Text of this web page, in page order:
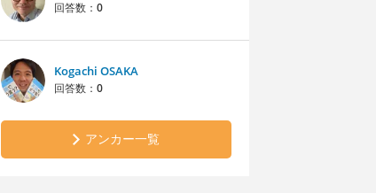
回答数： 0
Kogachi OSAKA
回答数： 0
アンカー一覧